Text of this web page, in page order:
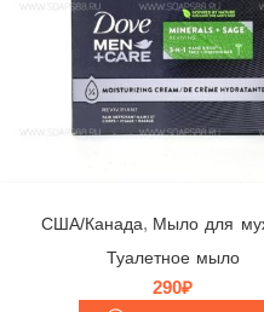
США/Канада, Мыло для
Туалетное мыло
290₽